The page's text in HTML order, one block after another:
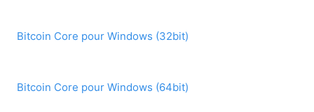
Bitcoin Core pour Windows (32bit)
Bitcoin Core pour Windows (64bit)